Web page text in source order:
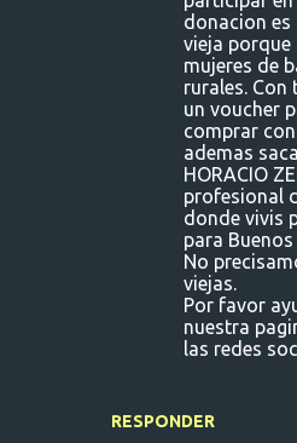
RESPONDER
donacion
vieja porque
mujeres de
rurales.
un voucher
comprar
ademas
HORACIO
profesional
donde vivis
para
No
viejas.
Por favor
nuestra
las redes